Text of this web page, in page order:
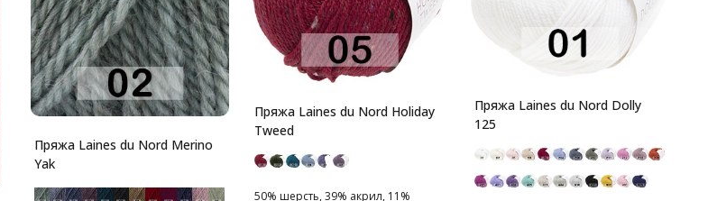
Пряжа Laines du Nord Merino
Yak
Пряжа Laines du Nord Holiday
Tweed
50% шерсть, 39% акрил, 11%
Пряжа Laines du Nord Dolly
125